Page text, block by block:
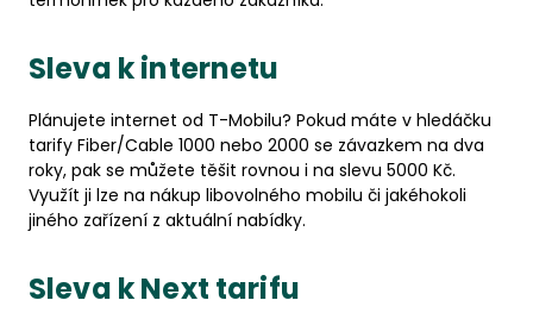
Sleva k internetu
Plánujete internet od T-Mobilu? Pokud máte v hledáčku
tarify Fiber/Cable 1000 nebo 2000 se závazkem na dva
roky, pak se můžete těšit rovnou i na slevu 5000 Kč.
Využít ji lze na nákup libovolného mobilu či jakéhokoli
jiného zařízení z aktuální nabídky.
Sleva k Next tarifu